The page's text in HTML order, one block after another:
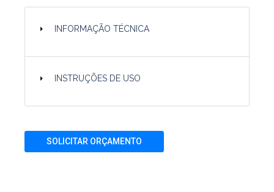
INFORMAÇÃO TÉCNICA
INSTRUÇÕES DE USO
SOLICITAR ORÇAMENTO